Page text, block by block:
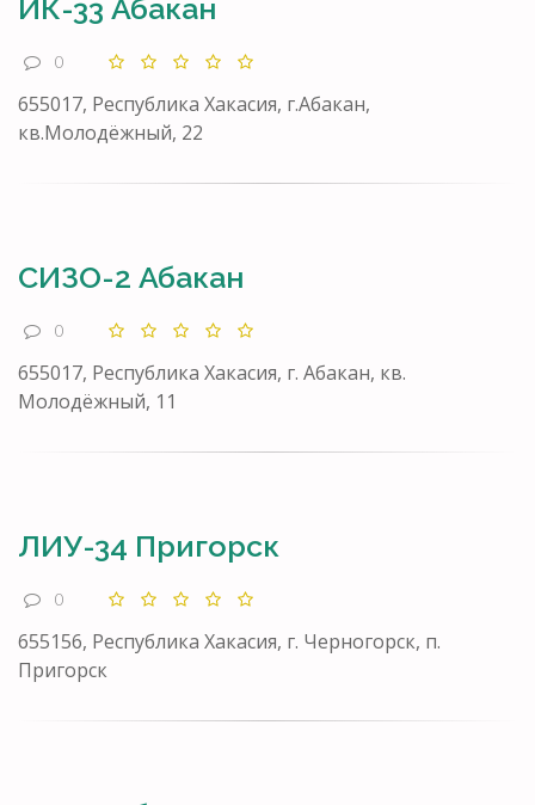
ИК-33 Абакан
0
655017, Республика Хакасия, г.Абакан,
кв.Молодёжный, 22
СИЗО-2 Абакан
0
655017, Республика Хакасия, г. Абакан, кв.
Молодёжный, 11
ЛИУ-34 Пригорск
0
655156, Республика Хакасия, г. Черногорск, п.
Пригорск